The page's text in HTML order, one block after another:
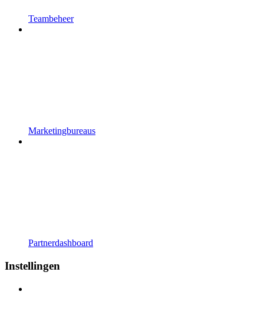
Teambeheer
Marketingbureaus
Partnerdashboard
Instellingen